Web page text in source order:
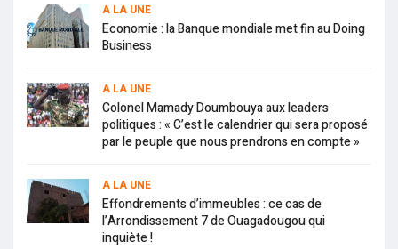
A LA UNE
Economie : la Banque mondiale met fin au Doing
Business
A LA UNE
Colonel Mamady Doumbouya aux leaders
politiques : « C’est le calendrier qui sera proposé
par le peuple que nous prendrons en compte »
A LA UNE
Effondrements d’immeubles : ce cas de
l’Arrondissement 7 de Ouagadougou qui
inquiète !